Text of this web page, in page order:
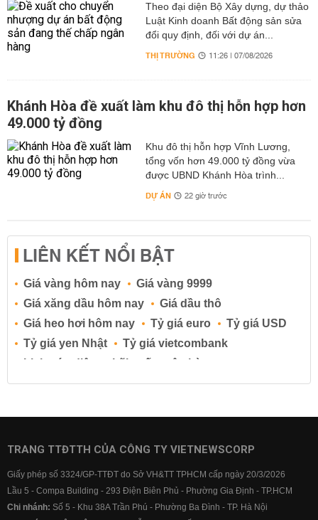
Theo đại diện Bộ Xây dựng, dự thảo
Luật Kinh doanh Bất động sản sửa
đổi quy định, đối với dự án...
THỊ TRƯỜNG 11:26 | 07/08/2026
Khánh Hòa đề xuất làm khu đô thị hỗn hợp hơn
49.000 tỷ đồng
Khu đô thị hỗn hợp Vĩnh Lương,
tổng vốn hơn 49.000 tỷ đồng vừa
được UBND Khánh Hòa trình...
DỰ ÁN 22 giờ trước
LIÊN KẾT NỔI BẬT
Giá vàng hôm nay
Giá vàng 9999
Giá xăng dầu hôm nay
Giá dầu thô
Giá heo hơi hôm nay
Tỷ giá euro
Tỷ giá USD
Tỷ giá yen Nhật
Tỷ giá vietcombank
Lịch cúp điện
Lãi suất ngân hàng
Lãi suất tiết kiệm
Lãi suất tiền gửi
Lãi suất ngân hàng BIDV
Lãi suất ngân hàng Vietcombank
TRANG TTĐTTH CỦA CÔNG TY VIETNEWSCORP
Giấy phép số 3324/GP-TTĐT do Sở VH&TT TPHCM cấp ngày 20/3/2026
Lầu 5 - Compa Building - 293 Điện Biên Phủ - Phường Gia Định - TP.HCM
Chi nhánh: Số 5 - Khu 38A Trần Phú - Phường Ba Đình - TP. Hà Nội